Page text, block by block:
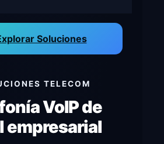
Soluciones
TELECOM
VoIP de
empresarial